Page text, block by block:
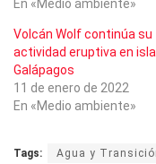
En «Medio ambiente»
Volcán Wolf continúa su
actividad eruptiva en
Galápagos
11 de enero de 2022
En «Medio ambiente»
Tags: Agua y